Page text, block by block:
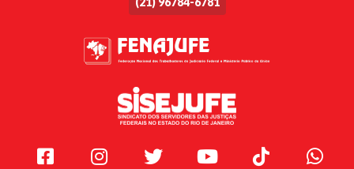
Facebook Instagram Twitter Youtube TikTok